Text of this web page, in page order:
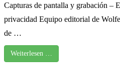
Capturas de pantalla y grabación –
privacidad Equipo editorial de
de …
Weiterlesen …